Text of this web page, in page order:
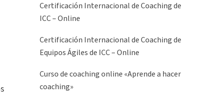
Certificación Internacional de Coaching de
ICC – Online
Certificación Internacional de Coaching de
Equipos Ágiles de ICC – Online
Curso de coaching online «Aprende a hacer
coaching»